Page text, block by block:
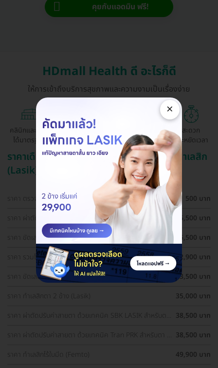
คุยกับแอดมิน ฟรี!
HDmall Health ดี อะไรก็ดี
ให้การเข้าถึงบริการสุขภาพและความงามเป็นเรื่องง่าย
คลินิกและ รพ.
ได้มาตรฐาน
ถูกกว่าจองตรง
ด้วยตัวเอง
สะดวก
ประหยัดเวลา
ราคาเดือน สิงหาคม ปี 2569 (2026) สำหรับ ทำเลสิก
(Lasik)
ราคา ตรวจตาก่อนทำเลสิก (LASIK)
500 บาท
ราคา ผ่าตัดปรับค่าสายตา ด้วยเทคนิค SBK LASIK สำหรับตา
25,500 บาท
ราคา ขัดเลนส์ตาด้วยเลเซอร์ เทคนิค PRK สำหรับตา 1 ข้าง
25,500 บาท
ราคา รวมโปรผ่าตัดแก้ไขสายตา ราคาดี ประเมินสายตา ฟรี!
32,900 บาท
ราคา ขัดเลนส์ตาด้วยเลเซอร์ เทคนิค PRK สำหรับตา 2 ข้าง
33,500 บาท
ราคา ทำเลสิกตา 2 ข้าง (Lasik)
35,000 บาท
ราคา ผ่าตัดปรับค่าสายตา ด้วยเทคนิค SBK LASIK สำหรับตา
38,500 บาท
ราคา ผ่าตัดปรับค่าสายตา ด้วยเทคนิค Tran PRK สำหรับตา 2
38,500 บาท
ราคา ทำเลสิกไร้ใบมีด (Femto)
49,900 บาท
×